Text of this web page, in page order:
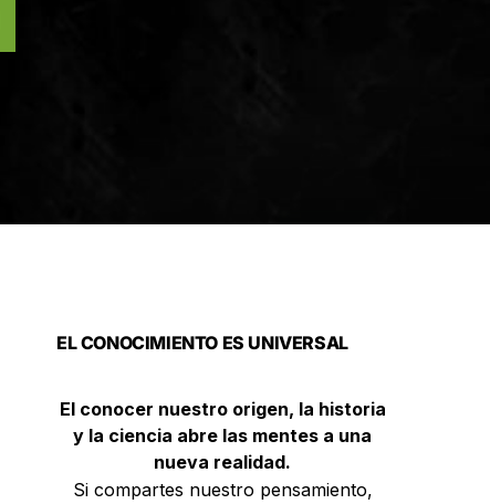
EL CONOCIMIENTO ES UNIVERSAL
El conocer nuestro origen, la historia
y la ciencia abre las mentes a una
nueva realidad.
Si compartes nuestro pensamiento,